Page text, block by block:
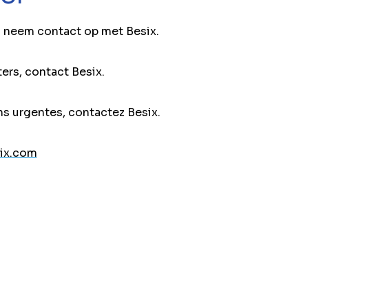
contact op met Besix.
contact Besix.
urgentes, contactez Besix.